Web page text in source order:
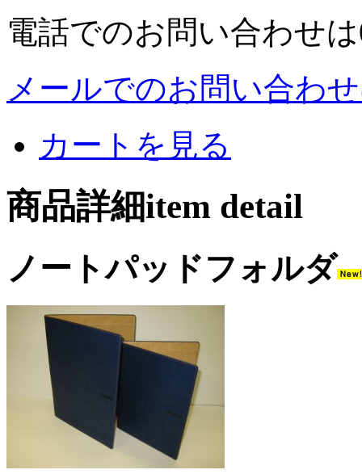
電話でのお問い合わせは
メールでのお問い合わ
カートを見る
商品詳細item detail
ノートパッドフォルダ